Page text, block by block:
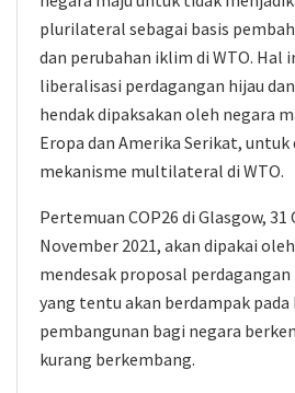
plurilateral sebagai basis
dan perubahan iklim di WTO. Hal
liberalisasi perdagangan hijau
hendak dipaksakan oleh negara
Eropa dan Amerika Serikat,
mekanisme multilateral di WTO.
Pertemuan COP26 di Glasgow,
November 2021, akan dipakai
mendesak proposal perdagangan
yang tentu akan berdampak
pembangunan bagi negara
kurang berkembang.